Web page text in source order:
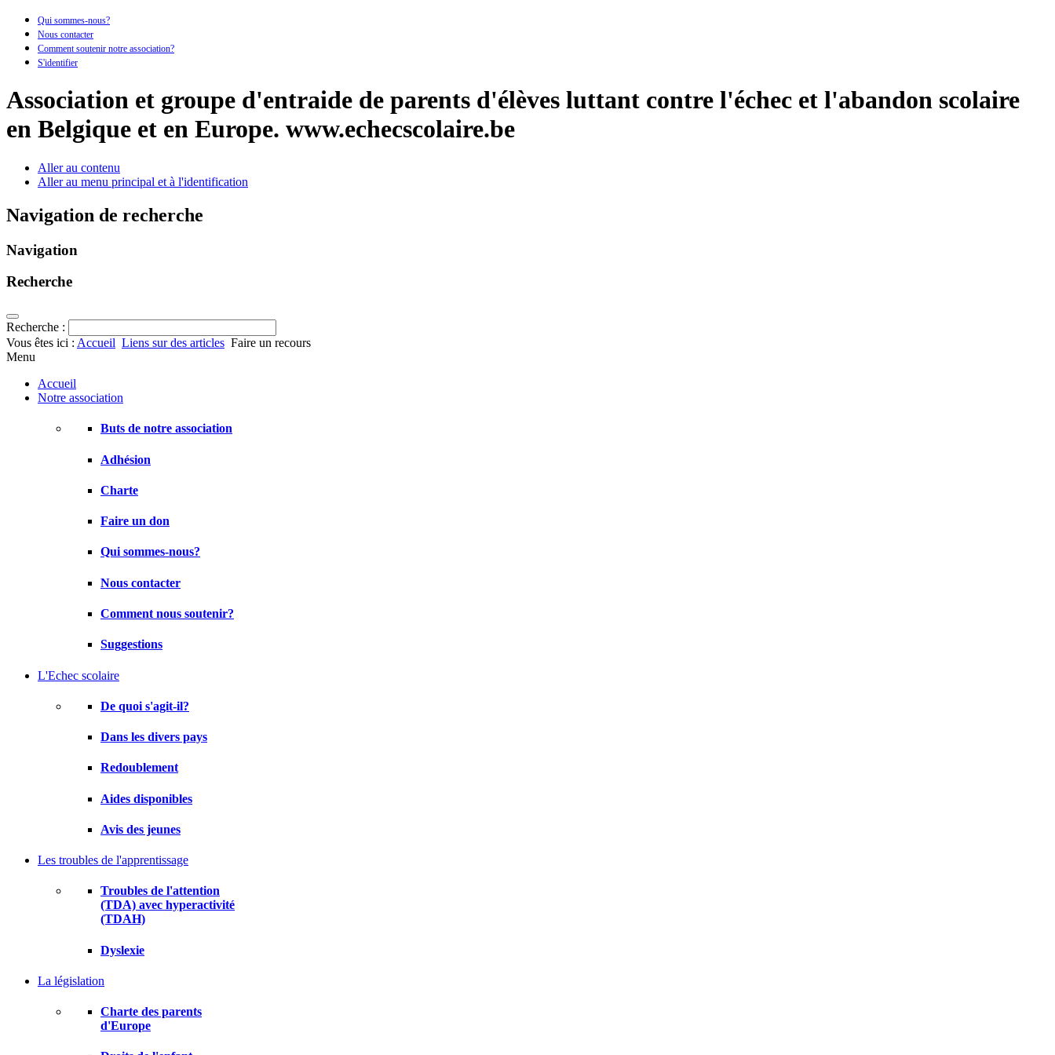
Qui sommes-nous?
Nous contacter
Comment soutenir notre association?
S'identifier
Association et groupe d'entraide de parents d'élèves luttant contre l'échec et l'abandon scolaire
en Belgique et en Europe. www.echecscolaire.be
Aller au contenu
Aller au menu principal et à l'identification
Navigation de recherche
Navigation
Recherche
Recherche :
Vous êtes ici : Accueil Liens sur des articles Faire un recours
Menu
Accueil
Notre association
Buts de notre association
Adhésion
Charte
Faire un don
Qui sommes-nous?
Nous contacter
Comment nous soutenir?
Suggestions
L'Echec scolaire
De quoi s'agit-il?
Dans les divers pays
Redoublement
Aides disponibles
Avis des jeunes
Les troubles de l'apprentissage
Troubles de l'attention
(TDA) avec hyperactivité
(TDAH)
Dyslexie
La législation
Charte des parents
d'Europe